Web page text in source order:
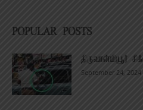
POPULAR POSTS
திருவான்மியூர்
September 24, 2024